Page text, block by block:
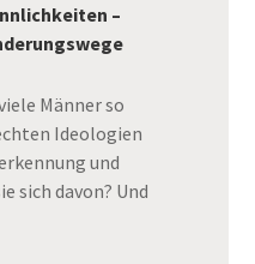
–
Männer so
Ideologien
und
sich davon? Und